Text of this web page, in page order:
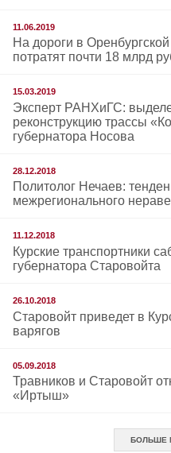
11.06.2019
На дороги в
потратят почти 18 млрд
15.03.2019
Эксперт РАНХиГС:
реконструкцию трассы
губернатора Носова
28.12.2018
Политолог Нечаев:
межрегионального
11.12.2018
Курские транспортники
губернатора Старовойта
26.10.2018
Старовойт приведет в
варягов
05.09.2018
Травников и Старовойт
«Иртыш»
БОЛЬШЕ